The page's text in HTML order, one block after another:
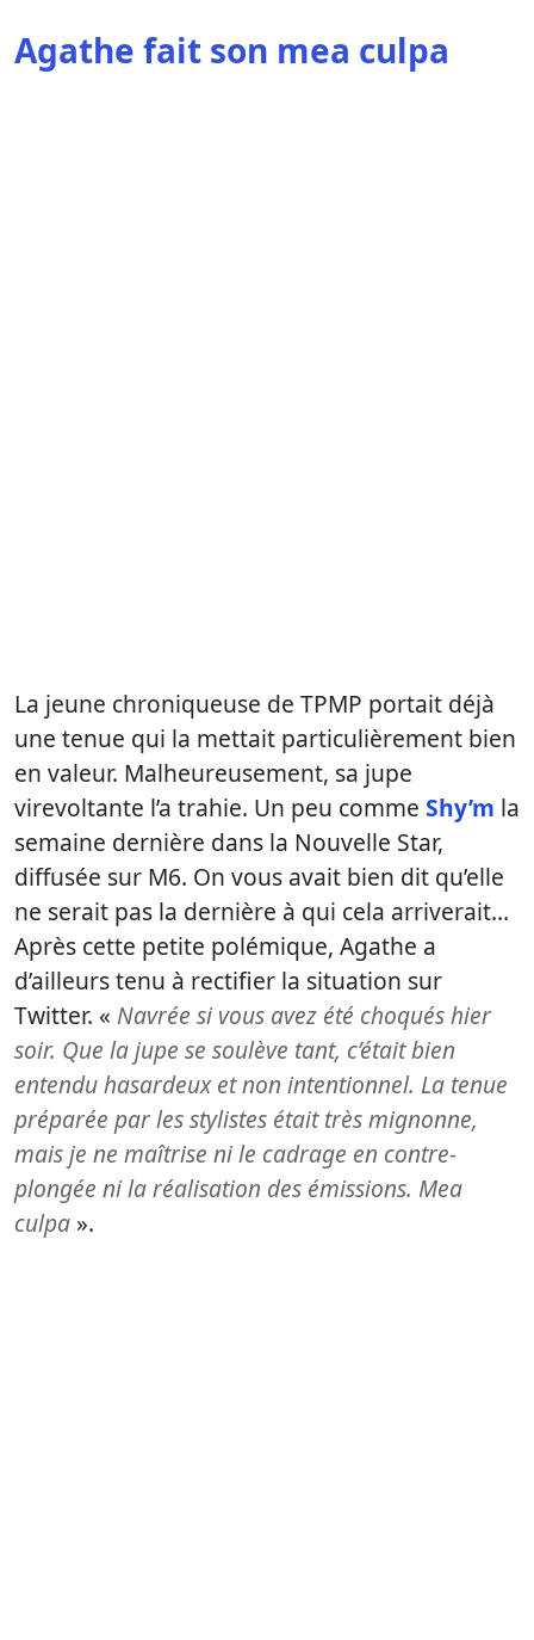
Agathe fait son mea culpa
La jeune chroniqueuse de TPMP portait déjà
une tenue qui la mettait particulièrement bien
en valeur. Malheureusement, sa jupe
virevoltante l’a trahie. Un peu comme Shy’m la
semaine dernière dans la Nouvelle Star,
diffusée sur M6. On vous avait bien dit qu’elle
ne serait pas la dernière à qui cela arriverait…
Après cette petite polémique, Agathe a
d’ailleurs tenu à rectifier la situation sur
Twitter. « Navrée si vous avez été choqués hier
soir. Que la jupe se soulève tant, c’était bien
entendu hasardeux et non intentionnel. La tenue
préparée par les stylistes était très mignonne,
mais je ne maîtrise ni le cadrage en contre-
plongée ni la réalisation des émissions. Mea
culpa ».